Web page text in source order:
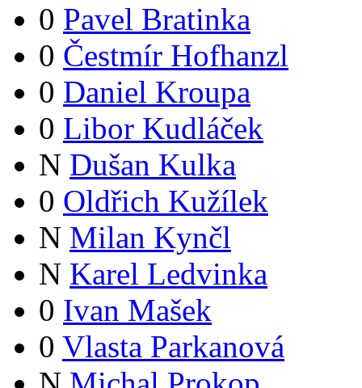
0 Pavel Bratinka
0 Čestmír Hofhanzl
0 Daniel Kroupa
0 Libor Kudláček
N Dušan Kulka
0 Oldřich Kužílek
N Milan Kynčl
N Karel Ledvinka
0 Ivan Mašek
0 Vlasta Parkanová